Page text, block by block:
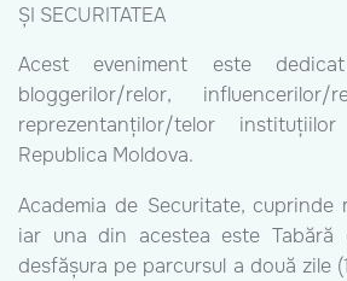
ȘI SECURITATEA
Acest eveniment este dedicat
bloggerilor/relor,
reprezentanților/telor
Republica Moldova.
Academia de Securitate, cuprinde
iar una din acestea este
desfășura pe parcursul a două zile